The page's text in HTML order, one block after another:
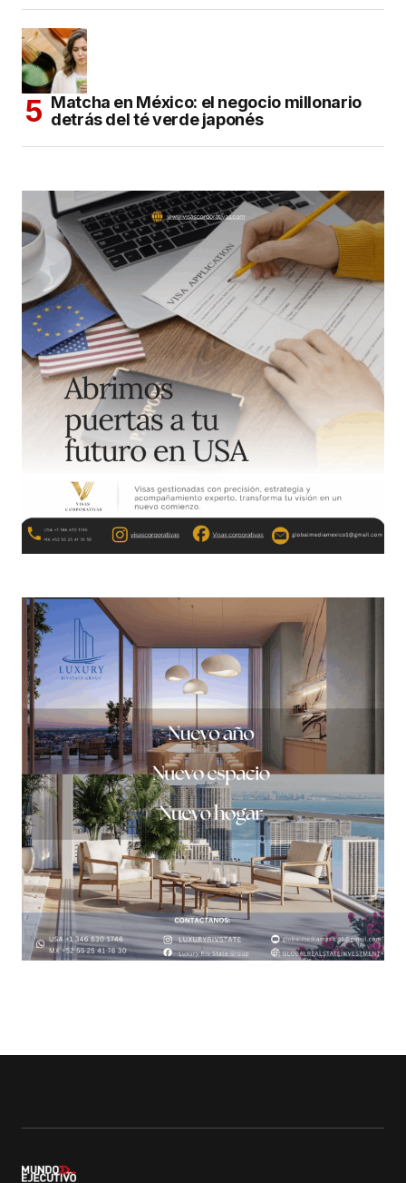
Matcha en México: el negocio millonario
detrás del té verde japonés